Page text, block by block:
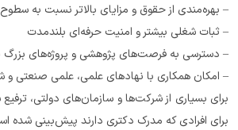
سطوح تحصیلی پایین‌تر
شغلی بیشتر و امنیت حرفه‌ای بلندمدت
پژوهشی و پروژه‌های بزرگ با بودجه‌های قابل توجه
همکاری با نهادهای علمی، علمی صنعتی و شرکت‌های دانش‌بنیان
افرادی که مدرک دکتری دارند پیش‌بینی شده است.